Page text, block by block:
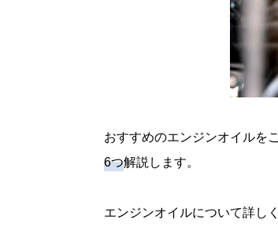
おすすめのエンジンオイルを
6つ解説します。
エンジンオイルについて詳し